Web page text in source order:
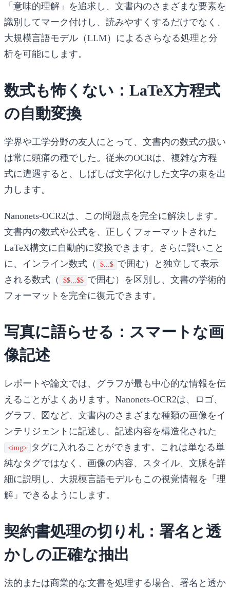
「意味的理解」を追求し、文書内のさまざまな要素を
識別してマーク付けし、読みやすくするだけでなく、
大規模言語モデル（LLM）によるさらなる処理と分
析を可能にします。
数式も怖くない：LaTeX方程式
の自動変換
学界や工学分野の友人にとって、文書内の数式の扱い
は常に頭痛の種でした。従来のOCRは、複雑な方程
式に遭遇すると、しばしば文字化けした文字の束を出
力します。
Nanonets-OCR2は、この問題点を完全に解決します。
文書内の数式や公式を、正しくフォーマットされた
LaTeX構文に自動的に変換できます。さらに賢いこと
に、インライン数式（
$...$ で囲む）と独立して表示
される数式（
$$...$$ で囲む）を区別し、文書の学術的
フォーマットを完全に復元できます。
写真に語らせる：スマートな画
像記述
レポートや論文では、グラフが最も中心的な情報を伝
えることがよくあります。Nanonets-OCR2は、ロゴ、
グラフ、図など、文書内のさまざまな種類の画像をイ
ンテリジェントに記述し、記述内容を構造化された
<img>
タグに入れることができます。これは単なる単
純なタグではなく、画像の内容、スタイル、文脈を詳
細に説明し、大規模言語モデルもこの視覚情報を「理
解」できるようにします。
契約書処理の切り札：署名と透
かしの正確な抽出
法的または商業的な文書を処理する場合、署名と透か